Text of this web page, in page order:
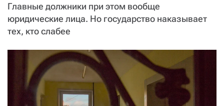
Главные должники при этом вообще
юридические лица. Но государство наказывает
тех, кто слабее